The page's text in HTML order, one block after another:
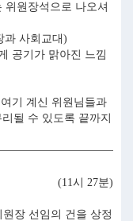
원장석으로 나오셔
사회교대)
공기가 맑아진 느낌
기 계신 위원님들과
될 수 있도록 끝까지
(11시 27분)
장 선임의 건을 상정